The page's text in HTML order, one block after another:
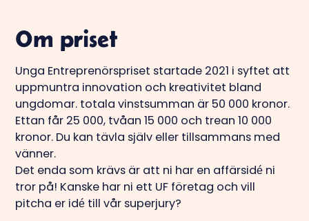
Om priset
Unga Entreprenörspriset startade 2021 i syftet att
uppmuntra innovation och kreativitet bland
ungdomar. totala vinstsumman är 50 000 kronor.
Ettan får 25 000, tvåan 15 000 och trean 10 000
kronor. Du kan tävla själv eller tillsammans med
vänner.
Det enda som krävs är att ni har en affärsidé ni
tror på! Kanske har ni ett UF företag och vill
pitcha er idé till vår superjury?